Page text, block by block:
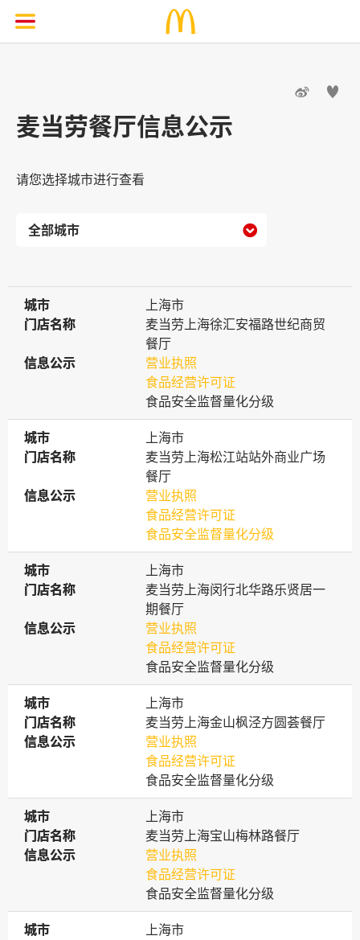
 
麦当劳餐厅信息公示
请您选择城市进行查看

城市
城市
上海市
门店名称
门店名称
麦当劳上海徐汇安福路世纪商贸
餐厅
信息公示
信息公示
营业执照
食品经营许可证
食品安全监督量化分级
城市
城市
上海市
门店名称
门店名称
麦当劳上海松江站站外商业广场
餐厅
信息公示
信息公示
营业执照
食品经营许可证
食品安全监督量化分级
城市
城市
上海市
门店名称
门店名称
麦当劳上海闵行北华路乐贤居一
期餐厅
信息公示
信息公示
营业执照
食品经营许可证
食品安全监督量化分级
城市
城市
上海市
门店名称
门店名称
麦当劳上海金山枫泾方圆荟餐厅
信息公示
信息公示
营业执照
食品经营许可证
食品安全监督量化分级
城市
城市
上海市
门店名称
门店名称
麦当劳上海宝山梅林路餐厅
信息公示
信息公示
营业执照
食品经营许可证
食品安全监督量化分级
城市
城市
上海市